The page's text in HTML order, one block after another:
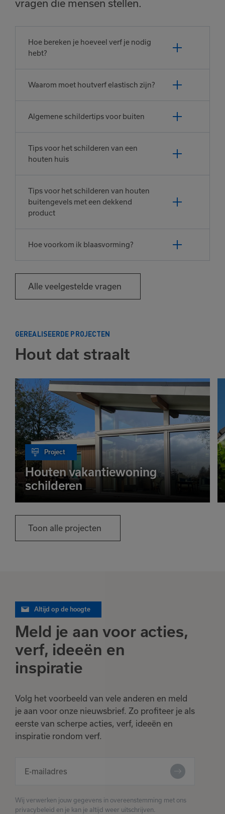
vragen die mensen stellen.
Hoe bereken je hoeveel verf je nodig
hebt?
Waarom moet houtverf elastisch zijn?
Algemene schildertips voor buiten
Tips voor het schilderen van een
houten huis
Tips voor het schilderen van houten
buitengevels met een dekkend
product
Hoe voorkom ik blaasvorming?
Alle veelgestelde vragen
GEREALISEERDE PROJECTEN
Hout dat straalt
Project
Houten vakantiewoning
schilderen
Toon alle projecten
Altijd op de hoogte
Meld je aan voor acties,
verf, ideeën en
inspiratie
Volg het voorbeeld van vele anderen en meld
je aan voor onze nieuwsbrief. Zo profiteer je als
eerste van scherpe acties, verf, ideeën en
inspiratie rondom verf.
Wij verwerken jouw gegevens in overeenstemming met ons
privacybeleid en je kan je altijd weer uitschrijven.